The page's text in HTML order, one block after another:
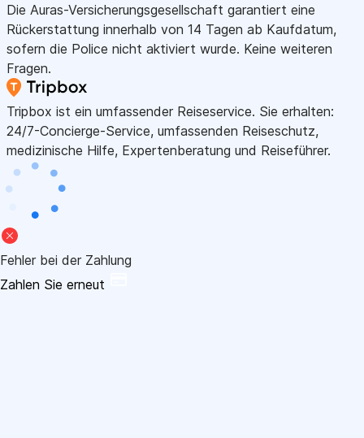
Die Auras-Versicherungsgesellschaft garantiert eine
Rückerstattung innerhalb von 14 Tagen ab Kaufdatum,
sofern die Police nicht aktiviert wurde. Keine weiteren
Fragen.
Tripbox ist ein umfassender Reiseservice. Sie erhalten:
24/7-Concierge-Service, umfassenden Reiseschutz,
medizinische Hilfe, Expertenberatung und Reiseführer.
Fehler bei der Zahlung
Zahlen Sie erneut